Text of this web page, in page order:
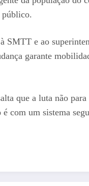
público.
SMTT e ao
garante
que a luta não
com um sistema